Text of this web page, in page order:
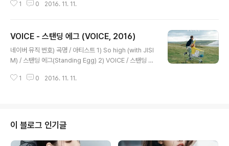
딩 에그(Standing Egg) 4) Sad Name / 스탠딩 에그(S
ding Egg) 7) VOICE (Inst.) / 스탠딩 에그(Standing E
gg) 8) 두 번째 사람 (Inst.) / 스탠딩 에그(Standing Eg
g) 9) Sad Name (Inst.) / 스탠딩 에그(Standing Egg)
1 0 2016. 11. 11.
VOICE - 스탠딩 에그 (VOICE, 2016)
네이버 뮤직 번호) 곡명 / 아티스트 1) So high (with JISI
M) / 스탠딩 에그(Standing Egg) 2) VOICE / 스탠딩 에
딩 에그(Standing Egg) 4) Sad Name / 스탠딩 에그(S
gg) 8) 두 번째 사람 (Inst.) / 스탠딩 에그(Standing Eg
g) 9) Sad Name (Inst.) / 스탠딩 에그(Standing Egg)
10..
1 0 2016. 11. 11.
이 블로그 인기글